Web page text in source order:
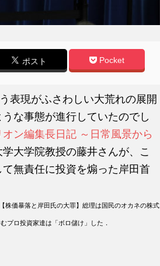
ポスト Pocket
表現がふさわしい大荒れの展開
な事態が進行していたのでし
ン編集長日記 ～日常風景から
学大学院教授の藤井さんが、こ
無責任に投資を煽った岸田首
価暴落と岸田氏の大罪】総理は国民のオカネの株式
プロ投資家達は「ボロ儲け」した．